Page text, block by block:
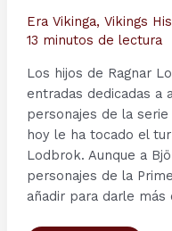
Era Vikinga, Vikings
13 minutos de lectura
Los hijos de Ragnar
entradas dedicadas a
personajes de la
hoy le ha tocado el
Lodbrok. Aunque a
personajes de la
añadir para darle más